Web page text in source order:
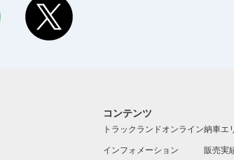
コンテンツ
トラックランドオンライン
インフォメーション
納車エ
販売実